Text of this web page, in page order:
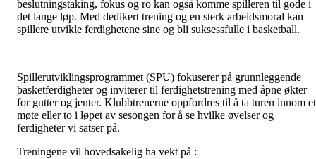
beslutningstaking, fokus og ro kan også komme spilleren til gode i
det lange løp. Med dedikert trening og en sterk arbeidsmoral kan
spillere utvikle ferdighetene sine og bli suksessfulle i basketball.
Spillerutviklingsprogrammet (SPU) fokuserer på grunnleggende
basketferdigheter og inviterer til ferdighetstrening med åpne økter
for gutter og jenter. Klubbtrenerne oppfordres til å ta turen innom et
møte eller to i løpet av sesongen for å se hvilke øvelser og
ferdigheter vi satser på.
Treningene vil hovedsakelig ha vekt på :